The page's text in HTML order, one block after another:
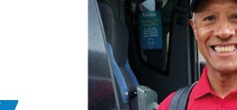
Sports Contáctanos LA